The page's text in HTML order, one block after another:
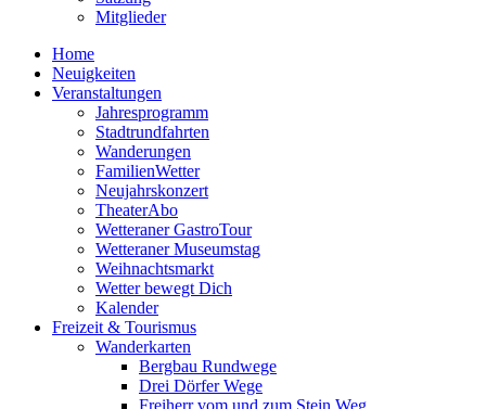
Mitglieder
Home
Neuigkeiten
Veranstaltungen
Jahresprogramm
Stadtrundfahrten
Wanderungen
FamilienWetter
Neujahrskonzert
TheaterAbo
Wetteraner GastroTour
Wetteraner Museumstag
Weihnachtsmarkt
Wetter bewegt Dich
Kalender
Freizeit & Tourismus
Wanderkarten
Bergbau Rundwege
Drei Dörfer Wege
Freiherr vom und zum Stein Weg